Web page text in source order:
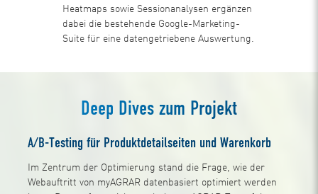
Heatmaps sowie Sessionanalysen ergänzen
dabei die bestehende Google-Marketing-
Suite für eine datengetriebene Auswertung.
Deep Dives zum Projekt
A/B-Testing für Produktdetailseiten und Warenkorb
Im Zentrum der Optimierung stand die Frage, wie der
Webauftritt von myAGRAR datenbasiert optimiert werden